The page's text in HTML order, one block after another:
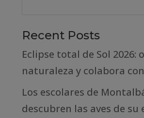
Recent Posts
Eclipse total de Sol 2026:
naturaleza y colabora
Los escolares de
descubren las aves de su